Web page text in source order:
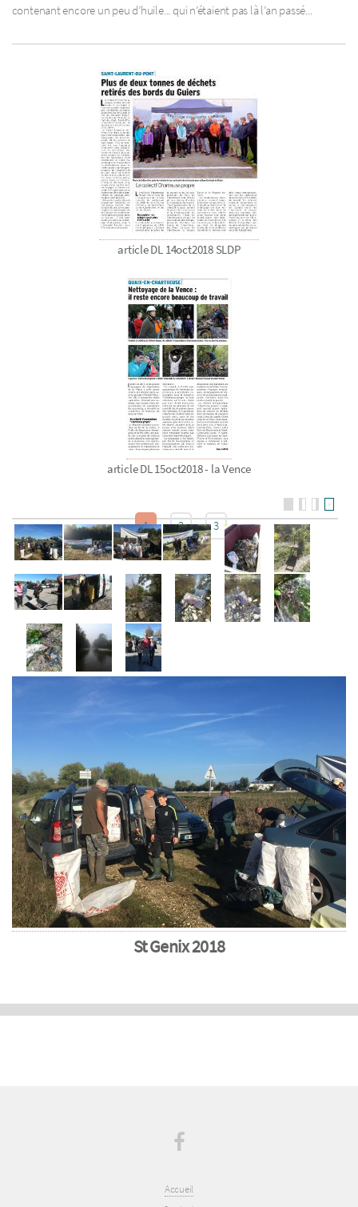
contenant encore un peu d’huile... qui n’étaient pas là l’an passé...
article DL 14oct2018 SLDP
article DL 15oct2018 - la Vence
>
1 2 3
St Genix 2018
Accueil